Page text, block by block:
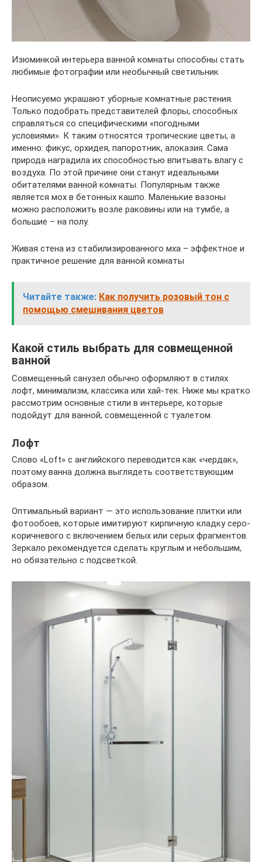
Изюминкой интерьера ванной комнаты способны стать
любимые фотографии или необычный светильник
Неописуемо украшают уборные комнатные растения.
Только подобрать представителей флоры, способных
справляться со специфическими «погодными
условиями». К таким относятся тропические цветы, а
именно: фикус, орхидея, папоротник, алоказия. Сама
природа наградила их способностью впитывать влагу с
воздуха. По этой причине они станут идеальными
обитателями ванной комнаты. Популярным также
является мох в бетонных кашпо. Маленькие вазоны
можно расположить возле раковины или на тумбе, а
большие – на полу.
Живая стена из стабилизированного мха – эффектное и
практичное решение для ванной комнаты
Читайте также: Как получить розовый тон с
помощью смешивания цветов
Какой стиль выбрать для совмещенной
ванной
Совмещенный санузел обычно оформляют в стилях
лофт, минимализм, классика или хай-тек. Ниже мы кратко
рассмотрим основные стили в интерьере, которые
подойдут для ванной, совмещенной с туалетом.
Лофт
Слово «Loft» с английского переводится как «чердак»,
поэтому ванна должна выглядеть соответствующим
образом.
Оптимальный вариант — это использование плитки или
фотообоев, которые имитируют кирпичную кладку серо-
коричневого с включением белых или серых фрагментов.
Зеркало рекомендуется сделать круглым и небольшим,
но обязательно с подсветкой.